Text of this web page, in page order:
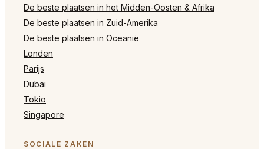
De beste plaatsen in het Midden-Oosten & Afrika
De beste plaatsen in Zuid-Amerika
De beste plaatsen in Oceanië
Londen
Parijs
Dubai
Tokio
Singapore
SOCIALE ZAKEN